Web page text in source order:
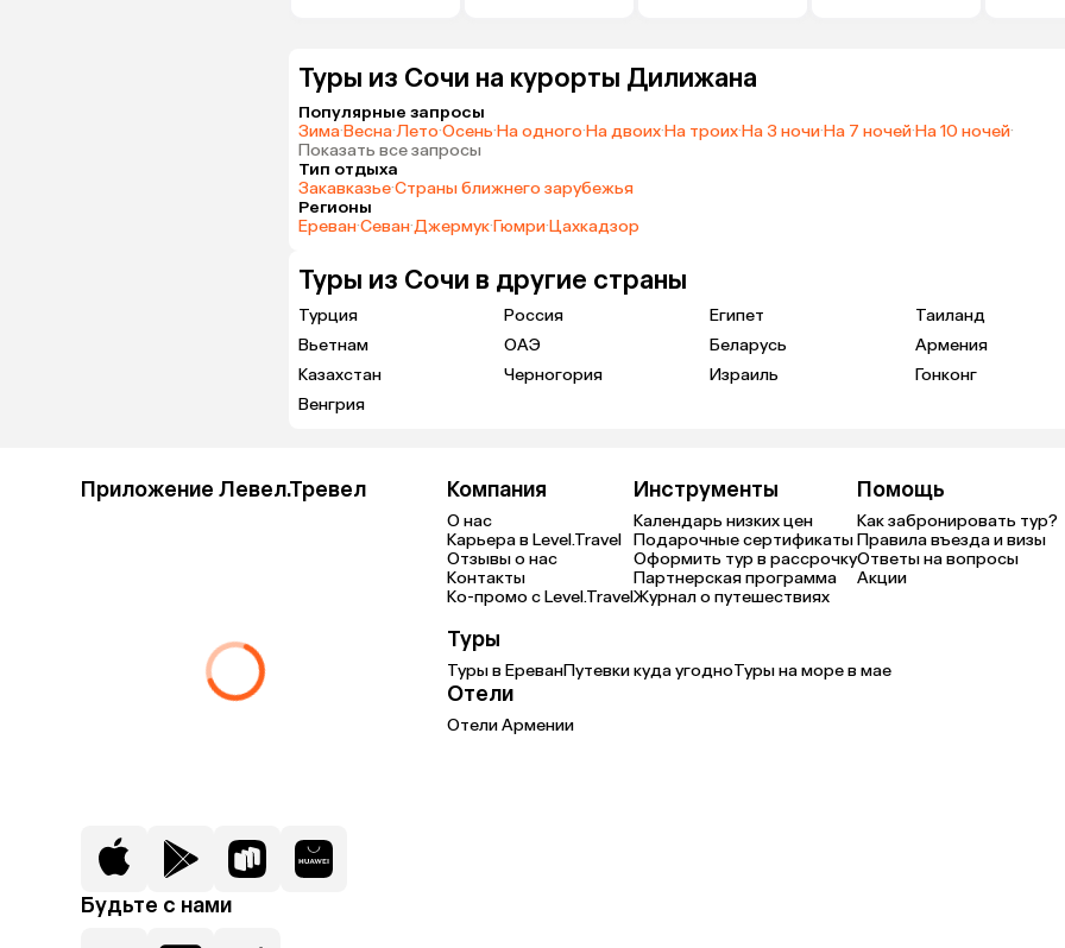
Туры из Сочи на курорты Дилижана
Популярные запросы
Зима·Весна·Лето·Осень·На одного·На двоих·На троих·На 3 ночи·На 7 ночей·На 10 ночей·
Показать все запросы
Тип отдыха
Закавказье·Страны ближнего зарубежья
Регионы
Ереван·Севан·Джермук·Гюмри·Цахкадзор
Туры из Сочи в другие страны
Турция Россия Египет
Таиланд
Вьетнам
ОАЭ Беларусь
Армения
Казахстан
Черногория Израиль
Гонконг
Венгрия
Приложение Левел.Тревел
Будьте с нами
Компания
О нас
Карьера в Level.Travel
Отзывы о нас
Контакты
Ко-промо с Level.Travel
Инструменты
Календарь низких цен
Подарочные сертификаты
Оформить тур в рассрочку
Партнерская программа
Журнал о путешествиях
Помощь
Как забронировать тур?
Правила въезда и визы
Ответы на вопросы
Акции
Туры
Туры в ЕреванПутевки куда угодноТуры на море в мае
Отели
Отели Армении